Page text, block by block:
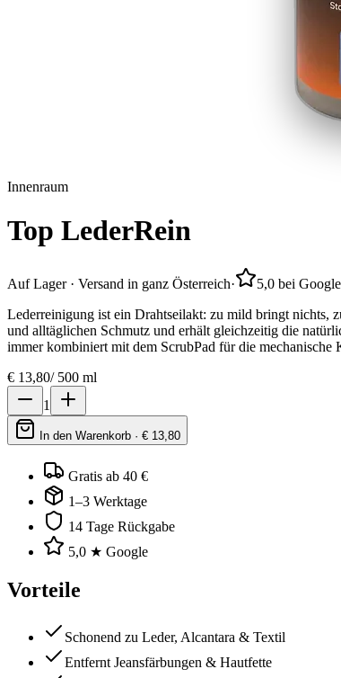
Innenraum
Top LederRein
Auf Lager · Versand in ganz Österreich·
5,0 bei
Lederreinigung ist ein Drahtseilakt: zu mild bringt nichts,
und alltäglichen Schmutz und erhält gleichzeitig die
immer kombiniert mit dem ScrubPad für die mechanische
€ 13,80/ 500 ml
1
In den Warenkorb · € 13,80
Gratis ab 40 €
1–3 Werktage
14 Tage Rückgabe
5,0 ★ Google
Vorteile
Schonend zu Leder, Alcantara & Textil
Entfernt Jeansfärbungen & Hautfette